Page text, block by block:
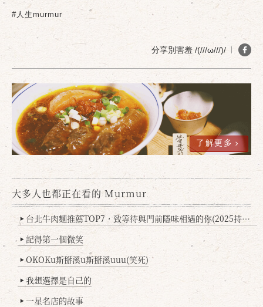
#人生murmur
分享別害羞 /(///ω///)/
了解更多
大多人也都正在看的 Murmur
▶ 台北牛肉麵推薦TOP7，致等待與門前隱味相遇的你(2025持續更新
▶ 記得第一個微笑
▶ OKOKu斯掰溪u斯掰溪uuu(笑死)
▶ 我想選擇是自己的
▶ 一星名店的故事
確定